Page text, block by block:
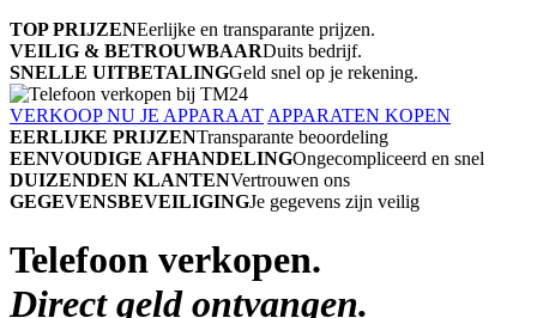
TOP PRIJZENEerlijke en transparante prijzen.
VEILIG & BETROUWBAARDuits bedrijf.
SNELLE UITBETALINGGeld snel op je rekening.
VERKOOP NU JE APPARAAT APPARATEN KOPEN
EERLIJKE PRIJZENTransparante beoordeling
EENVOUDIGE AFHANDELINGOngecompliceerd en snel
DUIZENDEN KLANTENVertrouwen ons
GEGEVENSBEVEILIGINGJe gegevens zijn veilig
Telefoon verkopen.
Direct geld ontvangen.